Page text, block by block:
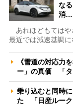
な
消…
あれほどもてはや
最近では減速基調
《雪道の対応力
ー」の真価 「
乗り込むと同時
た 「日産ルー